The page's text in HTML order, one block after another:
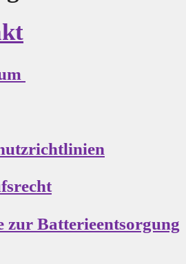
zur Batterieentsorgung